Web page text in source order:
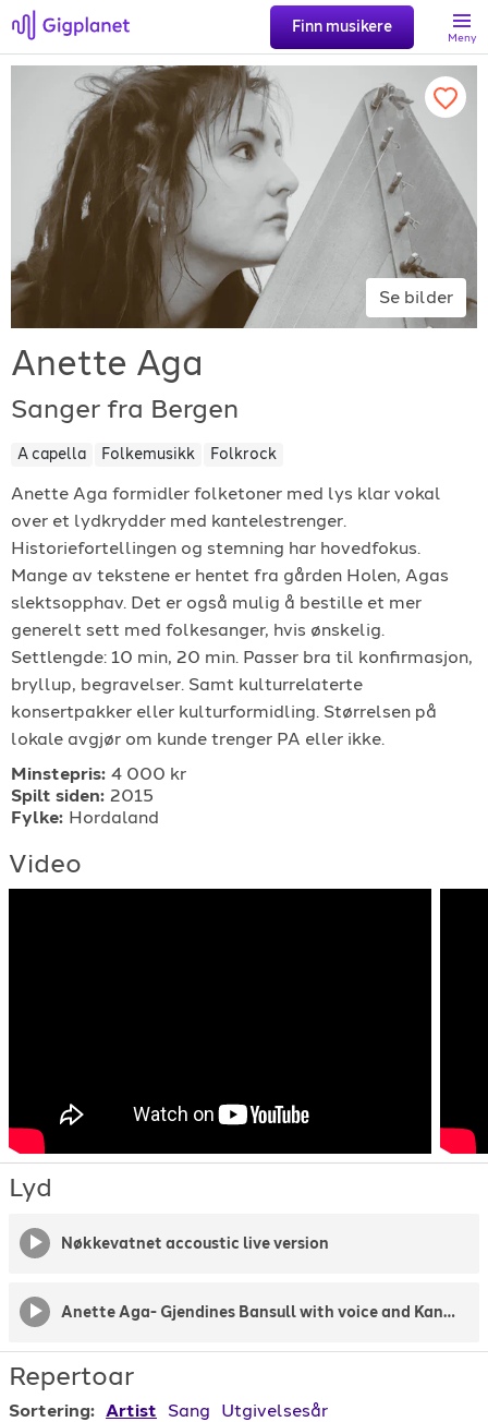
Finn musikere
Meny
Søk
Favoritter
Logg inn
Registrer artist
Gigplanet
For arrangører
For musiker
Support
Se bilder
Anette Aga
Sanger fra Bergen
A capella Folkemusikk Folkrock
Anette Aga formidler folketoner med lys klar vokal
over et lydkrydder med kantelestrenger.
Historiefortellingen og stemning har hovedfokus.
Mange av tekstene er hentet fra gården Holen, Agas
slektsopphav. Det er også mulig å bestille et mer
generelt sett med folkesanger, hvis ønskelig.
Settlengde: 10 min, 20 min. Passer bra til konfirmasjon,
bryllup, begravelser. Samt kulturrelaterte
konsertpakker eller kulturformidling. Størrelsen på
lokale avgjør om kunde trenger PA eller ikke.
Minstepris: 4 000 kr
Spilt siden: 2015
Fylke: Hordaland
Video
Lyd
Nøkkevatnet accoustic live version
Anette Aga- Gjendines Bansull with voice and Kantele
Repertoar
Sortering: Artist Sang Utgivelsesår